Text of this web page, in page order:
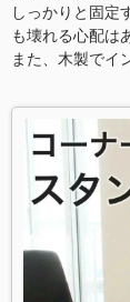
しっかりと固定
も壊れる心配は
また、木製でイ